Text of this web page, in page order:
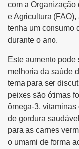
com a Organização
e Agricultura (FAO),
tenha um consumo
durante o ano.
Este aumento pode
melhoria da saúde
tema para ser
peixes são ótimas
ômega-3,
de gordura
para as carnes
o umami de forma